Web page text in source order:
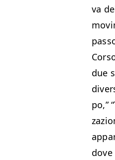
va
due
po,”“